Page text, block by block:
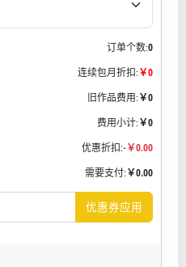
订单个数:0
连续包月折扣: ￥0
旧作品费用: ￥0
费用小计: ￥0
优惠折扣:-￥0.00
需要支付: ￥0.00
优惠券应用